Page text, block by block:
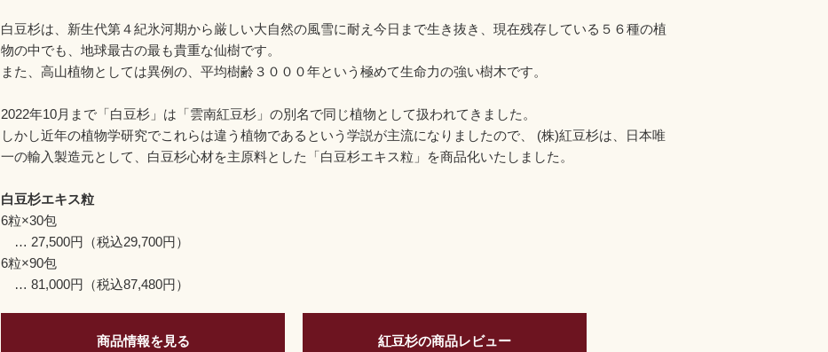
白豆杉は、新生代第４紀氷河期から厳しい大自然の風雪に耐え今日まで生き抜き、現在残存している５６種の植
物の中でも、地球最古の最も貴重な仙樹です。
また、高山植物としては異例の、平均樹齢３０００年という極めて生命力の強い樹木です。
2022年10月まで「白豆杉」は「雲南紅豆杉」の別名で同じ植物として扱われてきました。
しかし近年の植物学研究でこれらは違う植物であるという学説が主流になりましたので、 (株)紅豆杉は、日本唯
一の輸入製造元として、白豆杉心材を主原料とした「白豆杉エキス粒」を商品化いたしました。
白豆杉エキス粒
6粒×30包
… 27,500円（税込29,700円）
6粒×90包
… 81,000円（税込87,480円）
商品情報を見る 紅豆杉の商品レビュー